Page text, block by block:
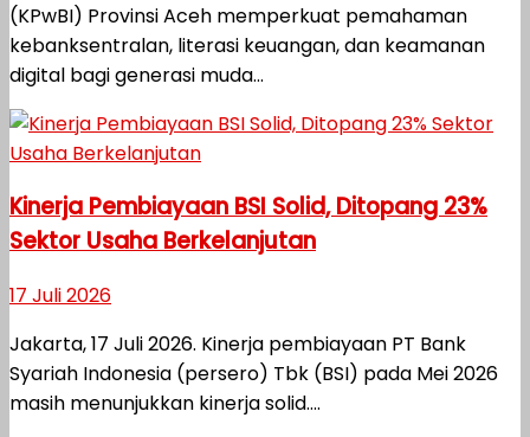
(KPwBI) Provinsi Aceh memperkuat pemahaman
kebanksentralan, literasi keuangan, dan keamanan
digital bagi generasi muda...
Kinerja Pembiayaan BSI Solid, Ditopang 23%
Sektor Usaha Berkelanjutan
17 Juli 2026
Jakarta, 17 Juli 2026. Kinerja pembiayaan PT Bank
Syariah Indonesia (persero) Tbk (BSI) pada Mei 2026
masih menunjukkan kinerja solid....